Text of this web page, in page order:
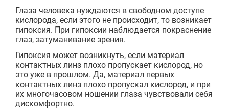
Глаза человека нуждаются в свободном доступе
кислорода, если этого не происходит, то возникает
гипоксия. При гипоксии наблюдается покраснение
глаз, затуманивание зрения.
Гипоксия может возникнуть, если материал
контактных линз плохо пропускает кислород, но
это уже в прошлом. Да, материал первых
контактных линз плохо пропускал кислород, и при
их многочасовом ношении глаза чувствовали себя
дискомфортно.